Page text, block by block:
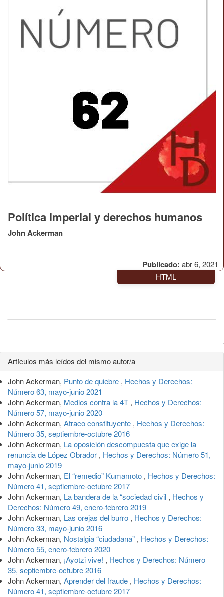
Publicado: abr 6, 2021
Política imperial y derechos humanos
John Ackerman
HTML
Detalles
del
artículo
Artículos más leídos del mismo autor/a
John Ackerman, Punto de quiebre , Hechos y Derechos:
Número 63, mayo-junio 2021
John Ackerman, Medios contra la 4T , Hechos y Derechos:
Número 57, mayo-junio 2020
John Ackerman, Atraco constituyente , Hechos y Derechos:
Número 35, septiembre-octubre 2016
John Ackerman, La oposición descompuesta que exige la
renuncia de López Obrador , Hechos y Derechos: Número 51,
mayo-junio 2019
John Ackerman, El “remedio” Kumamoto , Hechos y Derechos:
Número 41, septiembre-octubre 2017
John Ackerman, La bandera de la “sociedad civil , Hechos y
Derechos: Número 49, enero-febrero 2019
John Ackerman, Las orejas del burro , Hechos y Derechos:
Número 33, mayo-junio 2016
John Ackerman, Nostalgia “ciudadana” , Hechos y Derechos:
Número 55, enero-febrero 2020
John Ackerman, ¡Ayotzi vive! , Hechos y Derechos: Número
35, septiembre-octubre 2016
John Ackerman, Aprender del fraude , Hechos y Derechos:
Número 41, septiembre-octubre 2017